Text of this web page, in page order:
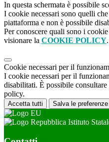
In questa schermata è possibile
I cookie necessari sono quelli
piattaforma e non è possibile
Per conoscere quali sono i
visionare la COOKIE POLICY.
Cookie necessari per il
I cookie necessari per il
disabilitati. È possibile
policy.
Accetta tutti Salva le preferenze
Istituto